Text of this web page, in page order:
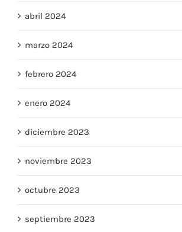
abril 2024
marzo 2024
febrero 2024
enero 2024
diciembre 2023
noviembre 2023
octubre 2023
septiembre 2023